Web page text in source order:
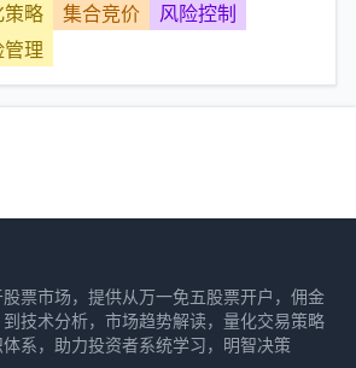
策略 集合竞价
风险控制
管理
票市场，提供从万一免五股票开户，佣金
技术分析，市场趋势解读，量化交易策略
系，助力投资者系统学习，明智决策